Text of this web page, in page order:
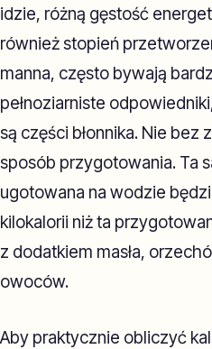
idzie, różną gęstość
również stopień
manna, często bywają
pełnoziarniste
są części błonnika. Nie
sposób przygotowania. Ta
ugotowana na wodzie
kilokalorii niż ta
z dodatkiem masła,
owoców.
Aby praktycznie obliczyć